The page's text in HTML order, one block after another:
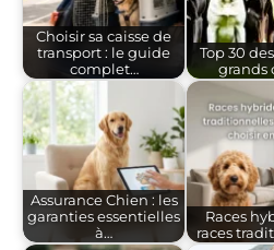
Choisir sa caisse de
transport : le guide
complet…
Top 30
grands
Assurance Chien : les
garanties essentielles
à…
Races
races